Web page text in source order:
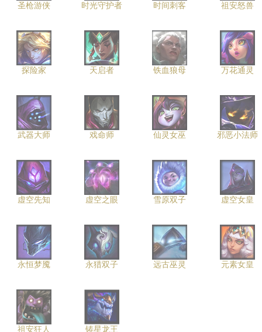
圣枪游侠 时光守护者 时间刺客 祖安怒兽
探险家 天启者 铁血狼母 万花通灵
武器大师 戏命师 仙灵女巫 邪恶小法师
虚空先知 虚空之眼 雪原双子 虚空女皇
永恒梦魇 永猎双子 远古巫灵 元素女皇
祖安狂人 铸星龙王